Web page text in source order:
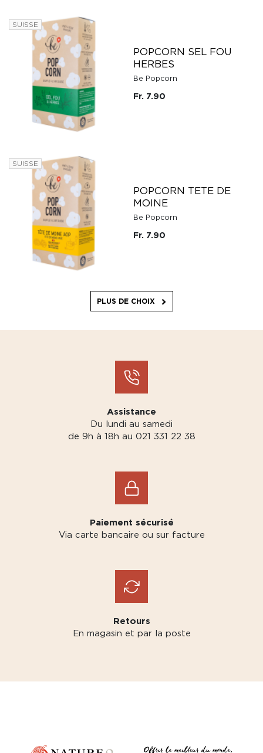
SUISSE
POPCORN SEL FOU
HERBES
Be Popcorn
Fr. 7.90
SUISSE
POPCORN TETE DE
MOINE
Be Popcorn
Fr. 7.90
PLUS DE CHOIX
Assistance
Du lundi au samedi
de 9h à 18h au 021 331 22 38
Paiement sécurisé
Via carte bancaire ou sur facture
Retours
En magasin et par la poste